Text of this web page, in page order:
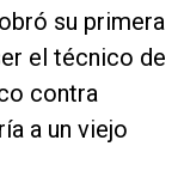
su primera
el técnico de
contra
a un viejo